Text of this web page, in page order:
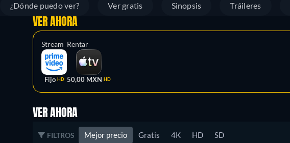
¿Dónde puedo ver? Ver gratis Sinopsis Tráileres
VER AHORA
Stream
Fijo HD
Rentar
50,00 MXN HD
VER AHORA
FILTROS Mejor precio Gratis 4K HD SD